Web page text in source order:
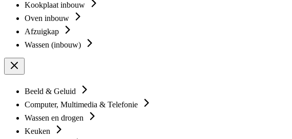
Kookplaat inbouw
Oven inbouw
Afzuigkap
Wassen (inbouw)
Beeld & Geluid
Computer, Multimedia & Telefonie
Wassen en drogen
Keuken